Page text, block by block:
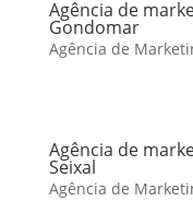
Agência de
Gondomar
Agência de
Agência de
Seixal
Agência de